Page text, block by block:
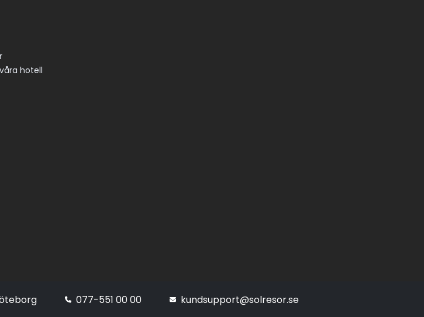
hotell
077-551 00 00 kundsupport@solresor.se